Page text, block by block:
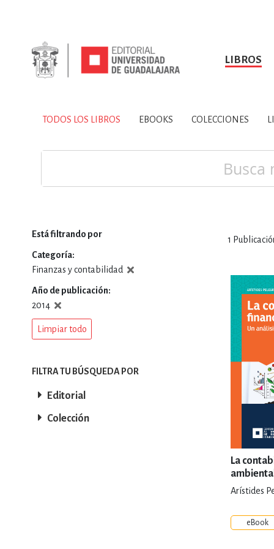
LIBROS
TODOS LOS LIBROS
SOBRE NOSOTROS HISTORIA
CIENCIAS DE LA
DEPORTES Y
ESTILOS DE
INFANTILES,
TODOS LOS LIBROS EBOOKS COLECCIONES
1
La
ambiental
Arístides
eBook
Está filtrando por
Categoría
Finanzas y contabilidad
Año de publicación
2014
Limpiar todo
FILTRA TU BÚSQUEDA POR
Editorial
Colección